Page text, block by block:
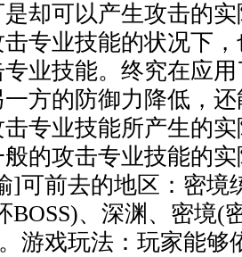
却可以产生攻击的
专业技能的状况下
业技能。终究在应
方的防御力降低，
专业技能所产生的
的攻击专业技能的
前去的地区：密境
BOSS)、深渊、密境(
游戏玩法：玩家能够